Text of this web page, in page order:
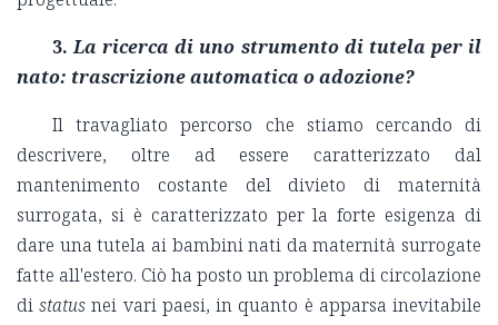
3.La ricerca di uno strumento di tutela per il
nato: trascrizione automatica o adozione?
Il travagliato percorso che stiamo cercando di
descrivere, oltre ad essere caratterizzato dal
mantenimento costante del divieto di maternità
surrogata, si è caratterizzato per la forte esigenza di
dare una tutela ai bambini nati da maternità surrogate
fatte all'estero. Ciò ha posto un problema di circolazione
distatusnei vari paesi, in quanto è apparsa inevitabile